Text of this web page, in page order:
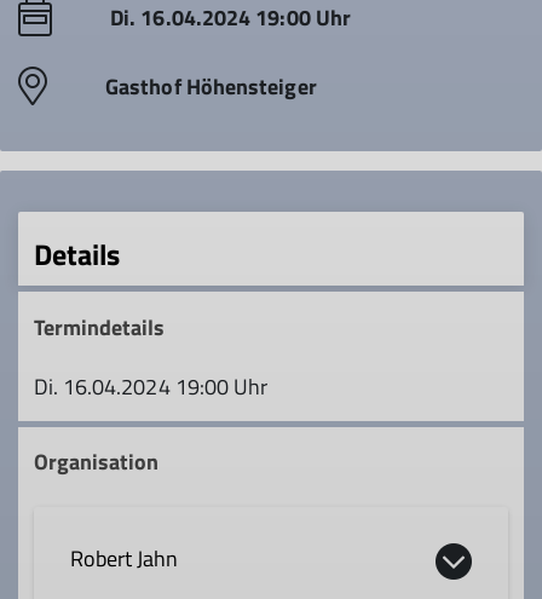
Di. 16.04.2024 19:00 Uhr
Gasthof Höhensteiger
Details
Termindetails
Di. 16.04.2024 19:00 Uhr
Organisation
Robert Jahn